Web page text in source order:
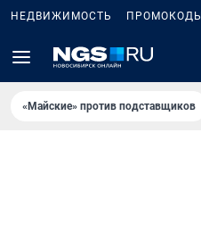
НЕДВИЖИМОСТЬ ПРОМОКОДЫ
«Майские» против подставщиков